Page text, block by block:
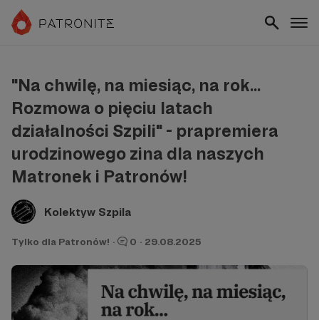
"Na chwilę, na miesiąc, na rok...
Rozmowa o pięciu latach
działalności Szpili" - prapremiera
urodzinowego zina dla naszych
Matronek i Patronów!
Kolektyw Szpila
Tylko dla Patronów! · 0 · 29.08.2025